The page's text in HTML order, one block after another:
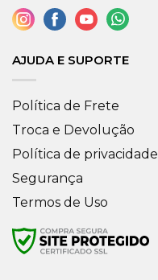
AJUDA E SUPORTE
Política de Frete
Troca e Devolução
Política de privacidade
Segurança
Termos de Uso